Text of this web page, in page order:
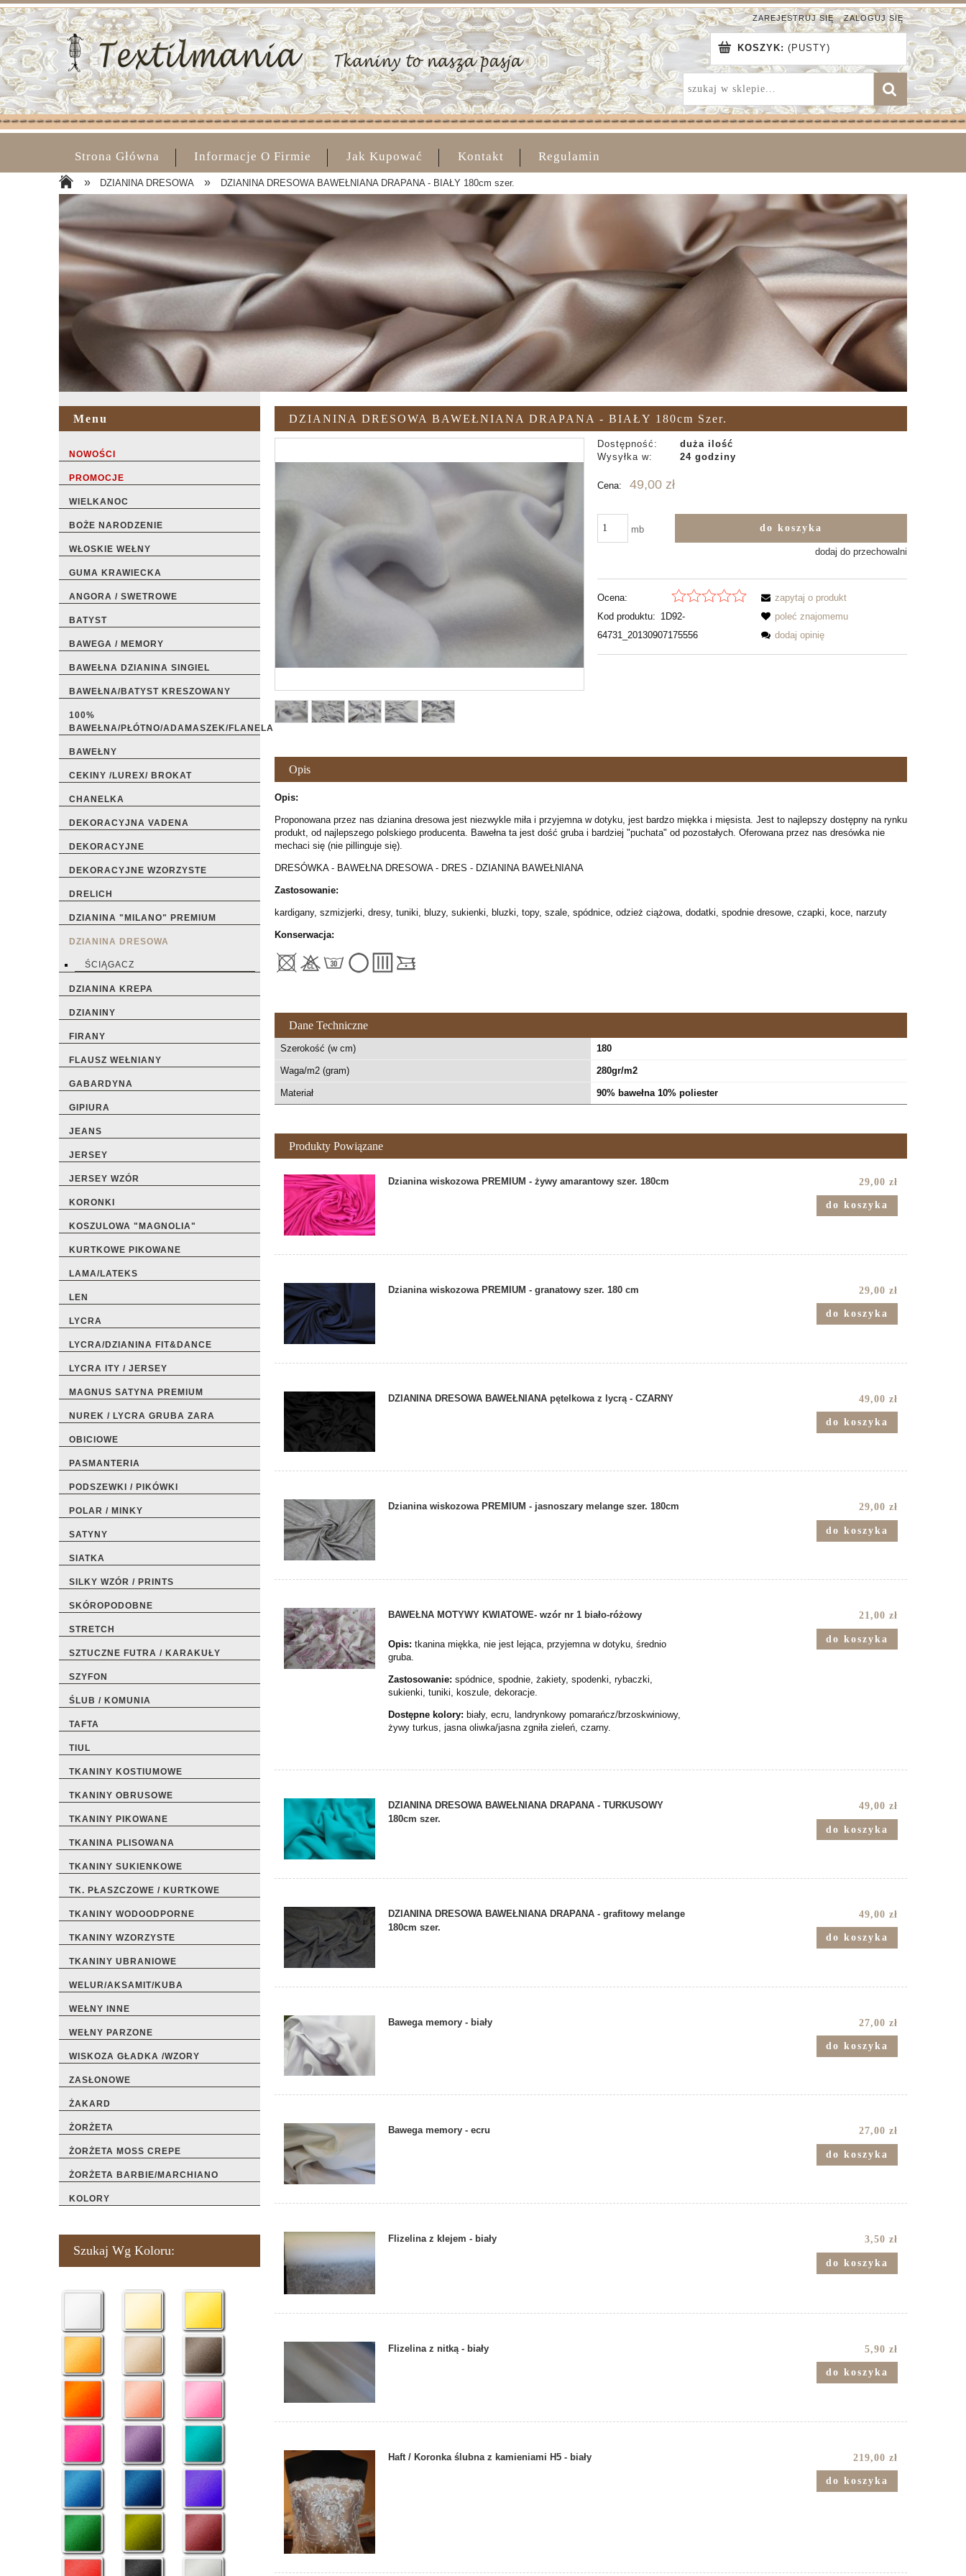
ZAREJESTRUJ SIĘ ZALOGUJ SIĘ
KOSZYK: (PUSTY)
Strona Główna Informacje O Firmie Jak Kupować Kontakt Regulamin
» DZIANINA DRESOWA » DZIANINA DRESOWA BAWEŁNIANA DRAPANA - BIAŁY 180cm szer.
Menu
NOWOŚCI
PROMOCJE
WIELKANOC
BOŻE NARODZENIE
WŁOSKIE WEŁNY
GUMA KRAWIECKA
ANGORA / SWETROWE
BATYST
BAWEGA / MEMORY
BAWEŁNA DZIANINA SINGIEL
BAWEŁNA/BATYST KRESZOWANY
100%
BAWEŁNA/PŁÓTNO/ADAMASZEK/FLANELA
BAWEŁNY
CEKINY /LUREX/ BROKAT
CHANELKA
DEKORACYJNA VADENA
DEKORACYJNE
DEKORACYJNE WZORZYSTE
DRELICH
DZIANINA "MILANO" PREMIUM
DZIANINA DRESOWA
ŚCIĄGACZ
DZIANINA KREPA
DZIANINY
FIRANY
FLAUSZ WEŁNIANY
GABARDYNA
GIPIURA
JEANS
JERSEY
JERSEY WZÓR
KORONKI
KOSZULOWA "MAGNOLIA"
KURTKOWE PIKOWANE
LAMA/LATEKS
LEN
LYCRA
LYCRA/DZIANINA FIT&DANCE
LYCRA ITY / JERSEY
MAGNUS SATYNA PREMIUM
NUREK / LYCRA GRUBA ZARA
OBICIOWE
PASMANTERIA
PODSZEWKI / PIKÓWKI
POLAR / MINKY
SATYNY
SIATKA
SILKY WZÓR / PRINTS
SKÓROPODOBNE
STRETCH
SZTUCZNE FUTRA / KARAKUŁY
SZYFON
ŚLUB / KOMUNIA
TAFTA
TIUL
TKANINY KOSTIUMOWE
TKANINY OBRUSOWE
TKANINY PIKOWANE
TKANINA PLISOWANA
TKANINY SUKIENKOWE
TK. PŁASZCZOWE / KURTKOWE
TKANINY WODOODPORNE
TKANINY WZORZYSTE
TKANINY UBRANIOWE
WELUR/AKSAMIT/KUBA
WEŁNY INNE
WEŁNY PARZONE
WISKOZA GŁADKA /WZORY
ZASŁONOWE
ŻAKARD
ŻORŻETA
ŻORŻETA MOSS CREPE
ŻORŻETA BARBIE/MARCHIANO
KOLORY
Szukaj Wg Koloru:
DZIANINA DRESOWA BAWEŁNIANA DRAPANA - BIAŁY 180cm Szer.
Dostępność:
duża ilość
Wysyłka w:
24 godziny
Cena: 49,00 zł
mb do koszyka
dodaj do przechowalni
Ocena:
Kod produktu: 1D92-
64731_20130907175556
zapytaj o produkt
poleć znajomemu
dodaj opinię
Opis
Opis:
Proponowana przez nas dzianina dresowa jest niezwykle miła i przyjemna w dotyku, jest bardzo miękka i mięsista. Jest to najlepszy dostępny na rynku
produkt, od najlepszego polskiego producenta. Bawełna ta jest dość gruba i bardziej "puchata" od pozostałych. Oferowana przez nas dresówka nie
mechaci się (nie pillinguje się).
DRESÓWKA - BAWEŁNA DRESOWA - DRES - DZIANINA BAWEŁNIANA
Zastosowanie:
kardigany, szmizjerki, dresy, tuniki, bluzy, sukienki, bluzki, topy, szale, spódnice, odzież ciążowa, dodatki, spodnie dresowe, czapki, koce, narzuty
Konserwacja:
Dane Techniczne
Szerokość (w cm) 180
Waga/m2 (gram) 280gr/m2
Materiał 90% bawełna 10% poliester
Produkty Powiązane
Dzianina wiskozowa PREMIUM - żywy amarantowy szer. 180cm 29,00 zł
do koszyka
Dzianina wiskozowa PREMIUM - granatowy szer. 180 cm 29,00 zł
do koszyka
DZIANINA DRESOWA BAWEŁNIANA pętelkowa z lycrą - CZARNY 49,00 zł
do koszyka
Dzianina wiskozowa PREMIUM - jasnoszary melange szer. 180cm 29,00 zł
do koszyka
BAWEŁNA MOTYWY KWIATOWE- wzór nr 1 biało-różowy
Opis: tkanina miękka, nie jest lejąca, przyjemna w dotyku, średnio
gruba.
Zastosowanie: spódnice, spodnie, żakiety, spodenki, rybaczki,
sukienki, tuniki, koszule, dekoracje.
Dostępne kolory: biały, ecru, landrynkowy pomarańcz/brzoskwiniowy,
żywy turkus, jasna oliwka/jasna zgniła zieleń, czarny.
21,00 zł
do koszyka
DZIANINA DRESOWA BAWEŁNIANA DRAPANA - TURKUSOWY
180cm szer.
49,00 zł
do koszyka
DZIANINA DRESOWA BAWEŁNIANA DRAPANA - grafitowy melange
180cm szer.
49,00 zł
do koszyka
Bawega memory - biały 27,00 zł
do koszyka
Bawega memory - ecru 27,00 zł
do koszyka
Flizelina z klejem - biały 3,50 zł
do koszyka
Flizelina z nitką - biały 5,90 zł
do koszyka
Haft / Koronka ślubna z kamieniami H5 - biały 219,00 zł
do koszyka